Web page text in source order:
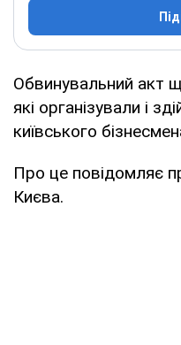
Обвинувальний акт
які організували і
київського
Про це повідомляє
Києва.